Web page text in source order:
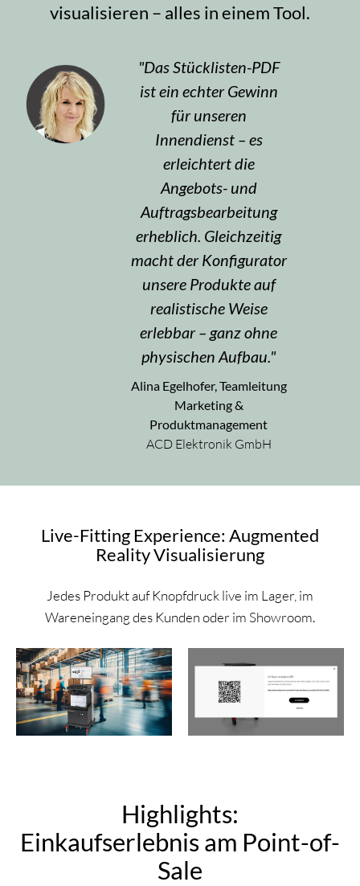
visualisieren – alles in einem Tool.
Das Stücklisten-PDF
ist ein echter Gewinn
für unseren
Innendienst – es
erleichtert die
Angebots- und
Auftragsbearbeitung
erheblich. Gleichzeitig
macht der Konfigurator
unsere Produkte auf
realistische Weise
erlebbar – ganz ohne
physischen Aufbau.
Alina Egelhofer, Teamleitung
Marketing &
Produktmanagement
ACD Elektronik GmbH
Live-Fitting Experience: Augmented
Reality Visualisierung
Jedes Produkt auf Knopfdruck live im Lager, im
Wareneingang des Kunden oder im Showroom.
Highlights:
Einkaufserlebnis am Point-of-
Sale